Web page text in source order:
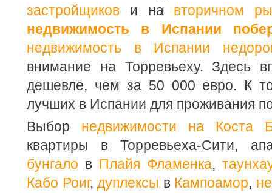
застройщиков и на вторичном
недвижимость в Испании
недвижимость в Испании
внимание на Торревьеху. Здесь
дешевле, чем за 50 000 евро. К
лучших в Испании для проживания
Выбор недвижимости на Коста
квартиры в Торревьеха-Сити,
бунгало в Плайя Фламенка,
Кабо Роиг,дуплексы в Кампоамор,